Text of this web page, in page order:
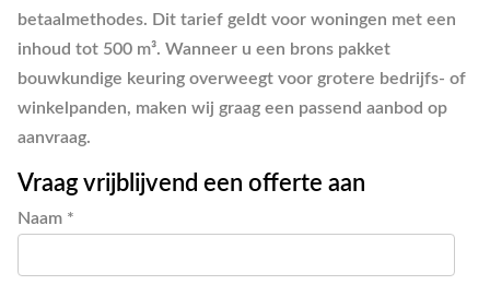
betaalmethodes. Dit tarief geldt voor woningen met een
inhoud tot 500 m³. Wanneer u een brons pakket
bouwkundige keuring overweegt voor grotere bedrijfs- of
winkelpanden, maken wij graag een passend aanbod op
aanvraag.
Vraag vrijblijvend een offerte aan
Naam *